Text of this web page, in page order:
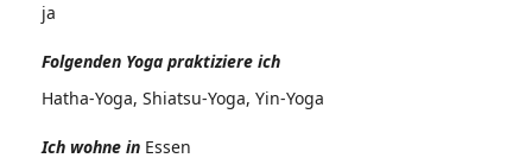
ja
Folgenden Yoga praktiziere ich
Hatha-Yoga, Shiatsu-Yoga, Yin-Yoga
Ich wohne in Essen